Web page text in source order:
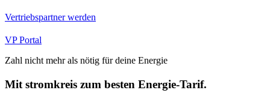
Vertriebspartner werden
VP Portal
Zahl nicht mehr als nötig für deine Energie
Mit stromkreis zum besten Energie-Tarif.